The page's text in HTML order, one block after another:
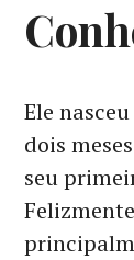
Ele
dois
seu